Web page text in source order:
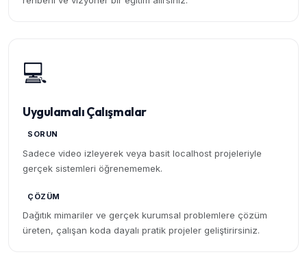
💻
Uygulamalı Çalışmalar
SORUN
Sadece video izleyerek veya basit localhost projeleriyle
gerçek sistemleri öğrenememek.
ÇÖZÜM
Dağıtık mimariler ve gerçek kurumsal problemlere çözüm
üreten, çalışan koda dayalı pratik projeler geliştirirsiniz.